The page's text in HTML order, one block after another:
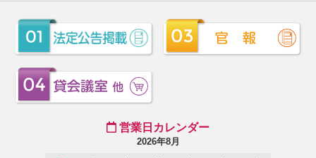
営業日カレンダー
2026年8月